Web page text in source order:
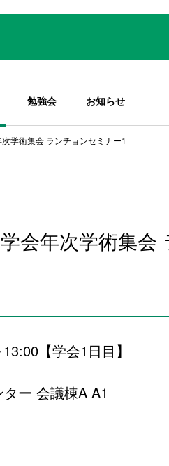
勉強会 お知らせ
学術集会 ランチョンセミナー1
会年次学術集会
【学会1日目】
ー 会議棟A A1